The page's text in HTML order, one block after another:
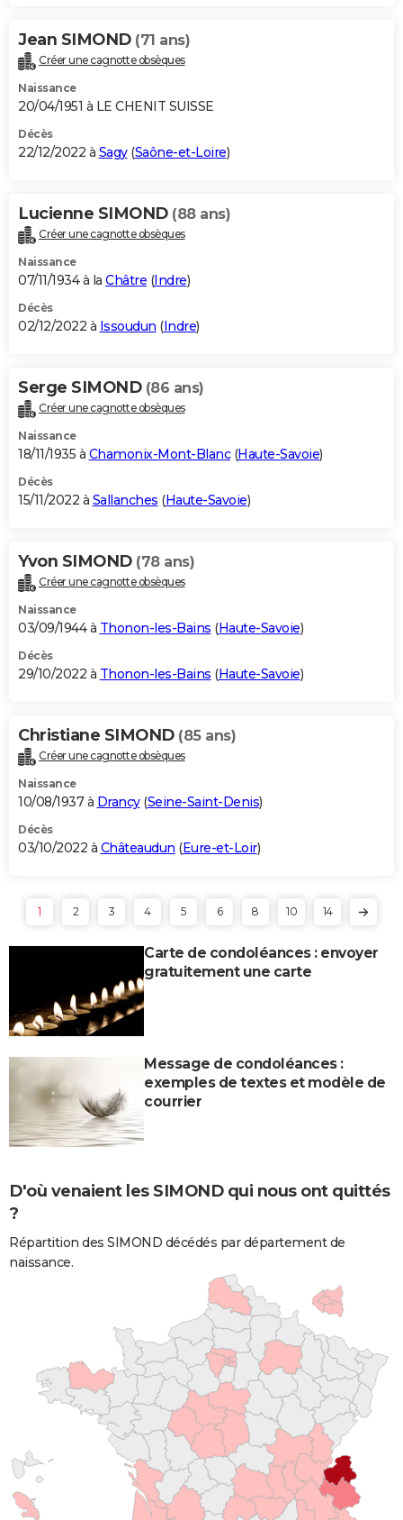
Jean SIMOND (71 ans)
Créer une cagnotte obsèques
Naissance
20/04/1951 à LE CHENIT SUISSE
Décès
22/12/2022 à Sagy(Saône-et-Loire)
Lucienne SIMOND (88 ans)
Créer une cagnotte obsèques
Naissance
07/11/1934 à la Châtre (Indre)
Décès
02/12/2022 à Issoudun (Indre)
Serge SIMOND (86 ans)
Créer une cagnotte obsèques
Naissance
18/11/1935 à Chamonix-Mont-Blanc(Haute-Savoie)
Décès
15/11/2022 à Sallanches (Haute-Savoie)
Yvon SIMOND (78 ans)
Créer une cagnotte obsèques
Naissance
03/09/1944 à Thonon-les-Bains (Haute-Savoie)
Décès
29/10/2022 à Thonon-les-Bains (Haute-Savoie)
Christiane SIMOND (85 ans)
Créer une cagnotte obsèques
Naissance
10/08/1937 à Drancy(Seine-Saint-Denis)
Décès
03/10/2022 à Châteaudun (Eure-et-Loir)
1 2 3 4 5 6 8 10 14
Carte de condoléances : envoyer
gratuitement une carte
Message de condoléances :
exemples de textes et modèle de
courrier
D'où venaient les SIMOND qui nous ont quittés
?
Répartition des SIMOND décédés par département de
naissance.